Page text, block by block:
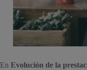
En Evolución de la